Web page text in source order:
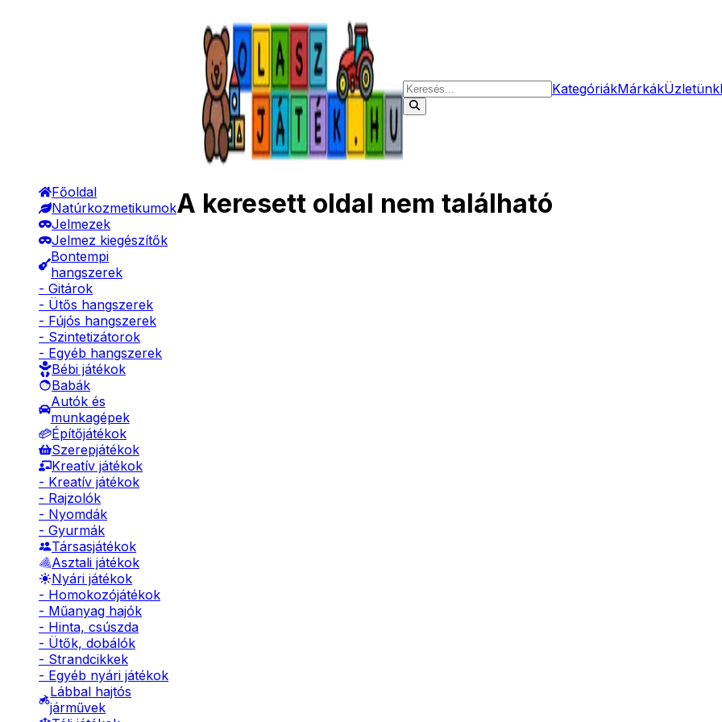
KategóriákMárkákÜzletünk
Főoldal
Natúrkozmetikumok
Jelmezek
Jelmez kiegészítők
Bontempi
hangszerek
- Gitárok
- Ütős hangszerek
- Fújós hangszerek
- Szintetizátorok
- Egyéb hangszerek
Bébi játékok
Babák
Autók és
munkagépek
Építőjátékok
Szerepjátékok
Kreatív játékok
- Kreatív játékok
- Rajzolók
- Nyomdák
- Gyurmák
Társasjátékok
Asztali játékok
Nyári játékok
- Homokozójátékok
- Műanyag hajók
- Hinta, csúszda
- Ütők, dobálók
- Strandcikkek
- Egyéb nyári játékok
Lábbal hajtós
járművek
A keresett oldal nem található